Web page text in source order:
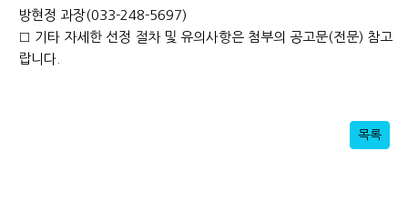
방현정 과장(033-248-5697)​
□​ 기타 자세한 선정 절차 및 유의사항은 첨부의 공고문(전문) 참고 바
랍니다.
목록